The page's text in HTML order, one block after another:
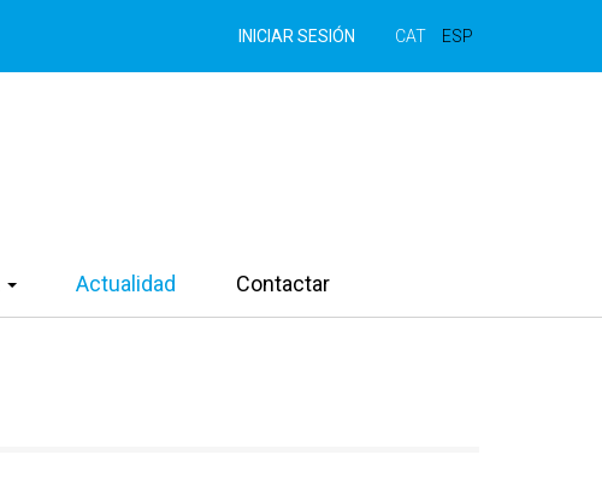
INICIAR SESIÓN CAT ESP
Actualidad Contactar